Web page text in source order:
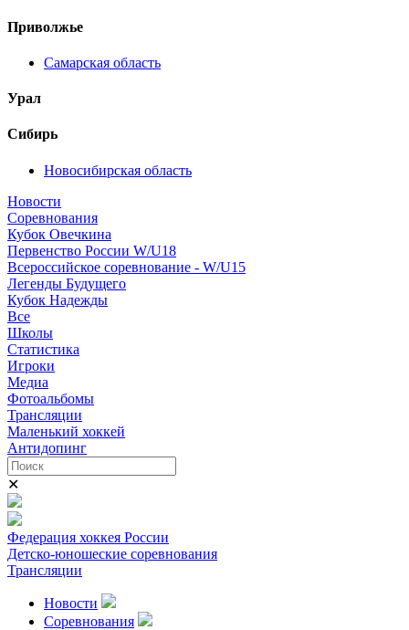
Приволжье
Самарская область
Урал
Сибирь
Новосибирская область
Новости
Соревнования
Кубок Овечкина
Первенство России W/U18
Всероссийское соревнование - W/U15
Легенды Будущего
Кубок Надежды
Все
Школы
Статистика
Игроки
Медиа
Фотоальбомы
Трансляции
Маленький хоккей
Антидопинг
✕
Федерация хоккея России
Детско-юношеские соревнования
Трансляции
Новости
Соревнования